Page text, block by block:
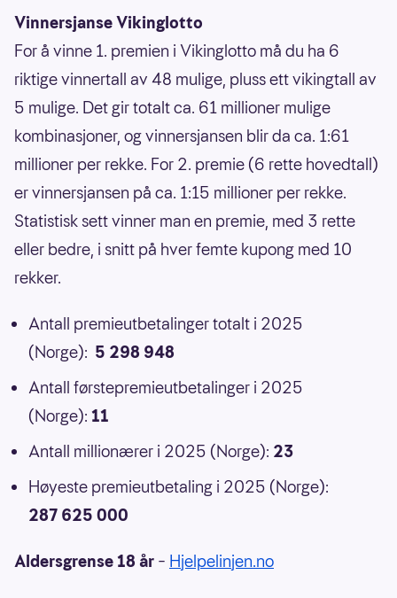
Vinnersjanse Vikinglotto
For å vinne 1. premien i Vikinglotto må du ha 6
riktige vinnertall av 48 mulige, pluss ett vikingtall av
5 mulige. Det gir totalt ca. 61 millioner mulige
kombinasjoner, og vinnersjansen blir da ca. 1:61
millioner per rekke. For 2. premie (6 rette hovedtall)
er vinnersjansen på ca. 1:15 millioner per rekke.
Statistisk sett vinner man en premie, med 3 rette
eller bedre, i snitt på hver femte kupong med 10
rekker.
Antall premieutbetalinger totalt i 2025
(Norge): 5 298 948
Antall førstepremieutbetalinger i 2025
(Norge): 11
Antall millionærer i 2025 (Norge): 23
Høyeste premieutbetaling i 2025 (Norge):
287 625 000
Aldersgrense 18 år – Hjelpelinjen.no